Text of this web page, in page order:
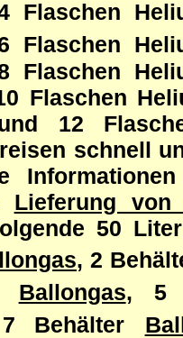
Flaschen
Flaschen
Flaschen
Flaschen
12
schnell
Lieferung
50
, 2
Ballongas, 5
Behälter